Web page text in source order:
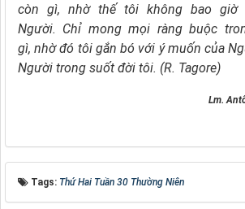
còn gì, nhờ thế tôi không bao giờ
Người. Chỉ mong mọi ràng buộc
gì,nhờ đó tôi gắn bó với ý muốn của
Người trong suốt đời tôi. (R. Tagore)
Lm.
Tags: Thứ Hai Tuần 30 Thường Niên